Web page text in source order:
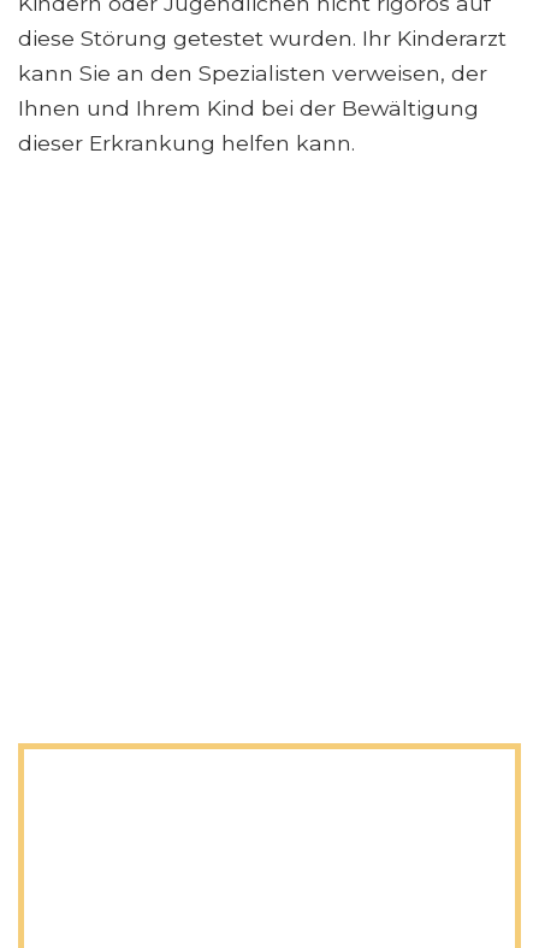
diese Störung getestet wurden. Ihr Kinderarzt
kann Sie an den Spezialisten verweisen, der
Ihnen und Ihrem Kind bei der Bewältigung
dieser Erkrankung helfen kann.